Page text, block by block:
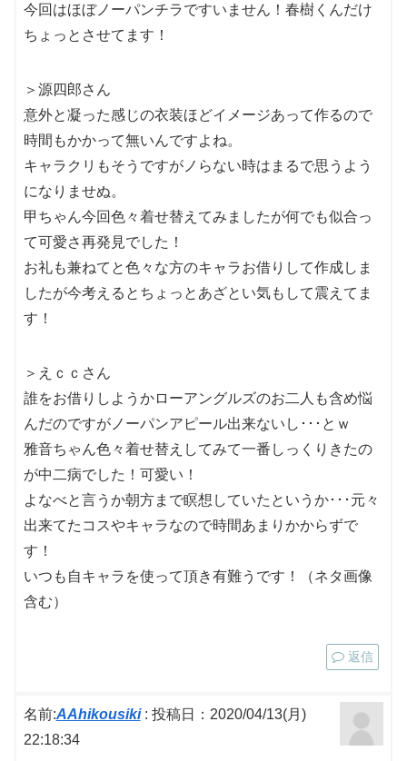
今回はほぼノーパンチラですいません！春樹くんだけ
ちょっとさせてます！
＞源四郎さん
意外と凝った感じの衣装ほどイメージあって作るので
時間もかかって無いんですよね。
キャラクリもそうですがノらない時はまるで思うよう
になりませぬ。
甲ちゃん今回色々着せ替えてみましたが何でも似合っ
て可愛さ再発見でした！
お礼も兼ねてと色々な方のキャラお借りして作成しま
したが今考えるとちょっとあざとい気もして震えてま
す！
＞えｃｃさん
誰をお借りしようかローアングルズのお二人も含め悩
んだのですがノーパンアピール出来ないし･･･とｗ
雅音ちゃん色々着せ替えしてみて一番しっくりきたの
が中二病でした！可愛い！
よなべと言うか朝方まで瞑想していたというか･･･元々
出来てたコスやキャラなので時間あまりかからずで
す！
いつも自キャラを使って頂き有難うです！（ネタ画像
含む）
返信
名前:AAhikousiki: 投稿日：2020/04/13(月)
22:18:34